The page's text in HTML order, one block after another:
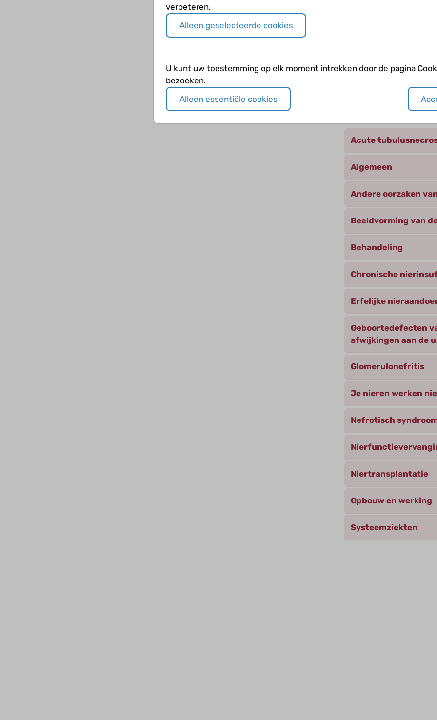
Welke hormonen
Welke stoffen
Andere
Acute
Algemeen
Andere oorzaken
Beeldvorming van
Behandeling
Chronische
Erfelijke
Geboortedefecten
afwijkingen aan de
Glomerulonefritis
Je nieren werken
Nefrotisch
Niertransplantatie
Opbouw en werking
Systeemziekten
verbeteren.
Alleen geselecteerde cookies
U kunt uw toestemming op elk moment intrekken door de pagina
bezoeken.
Alleen essentiële cookies